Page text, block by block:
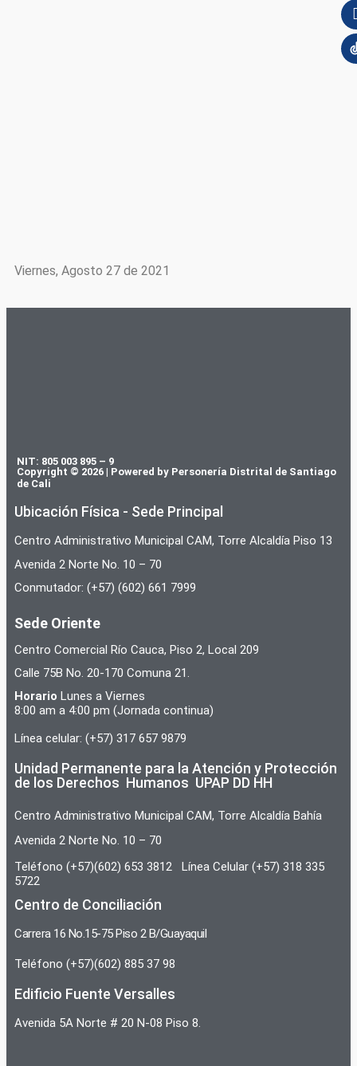
Viernes, Agosto 27 de 2021
NIT: 805 003 895 – 9
Copyright © 2026 | Powered by Personería Distrital de Santiago
de Cali
Ubicación Física - Sede Principal
Centro Administrativo Municipal CAM, Torre Alcaldía Piso 13
Avenida 2 Norte No. 10 – 70
Conmutador: (+57) (602) 661 7999
Sede Oriente
Centro Comercial Río Cauca, Piso 2, Local 209
Calle 75B No. 20-170 Comuna 21.
Horario Lunes a Viernes
8:00 am a 4:00 pm (Jornada continua)
Línea celular: (+57) 317 657 9879
Unidad Permanente para la Atención y Protección
de los Derechos Humanos UPAP DD HH
Centro Administrativo Municipal CAM, Torre Alcaldía Bahía
Avenida 2 Norte No. 10 – 70
Teléfono (+57)(602) 653 3812 Línea Celular (+57) 318 335
5722
Centro de Conciliación
Carrera 16 No.15-75 Piso 2 B/Guayaquil
Teléfono (+57)(602) 885 37 98
Edificio Fuente Versalles
Avenida 5A Norte # 20 N-08 Piso 8.